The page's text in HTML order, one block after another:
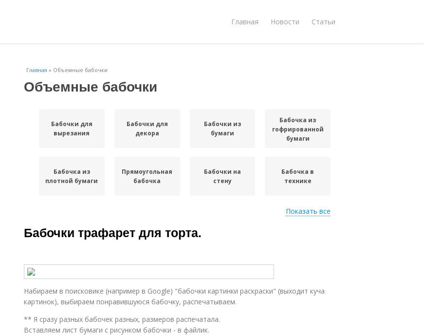
Главная Новости Статьи
Главная » Объемные бабочки
Объемные бабочки
Бабочки для
вырезания
Бабочки для
декора
Бабочки из
бумаги
Бабочка из
гофрированной
бумаги
Бабочка из
плотной бумаги
Прямоугольная
бабочка
Бабочки на
стену
Бабочка в
технике
бумаги
Показать все
Бабочки трафарет для торта.
Набираем в поисковике (например в Google) "бабочки картинки раскраски" (выходит куча
картинок), выбираем понравившуюся бабочку, распечатываем.
** Я сразу разных бабочек разных, размеров распечатала.
Вставляем лист бумаги с рисунком бабочки - в файлик.